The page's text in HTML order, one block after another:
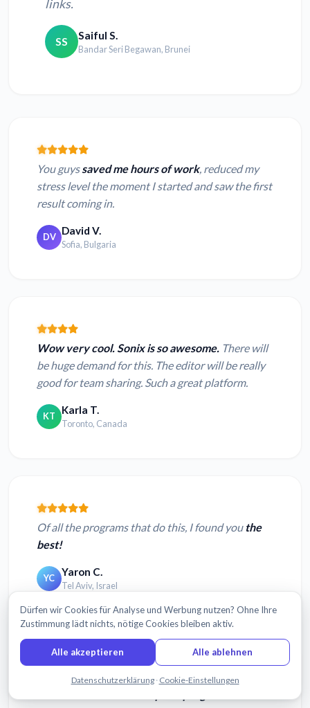
links.
SS Saiful S.
Bandar Seri Begawan, Brunei
You guyssaved me hours of work, reduced my
stress level the moment I started and saw the first
result coming in.
DV David V.
Sofia, Bulgaria
Wow very cool. Sonix is so awesome. There will
be huge demand for this. The editor will be really
good for team sharing. Such a great platform.
KT Karla T.
Toronto, Canada
Of all the programs that do this, I found you the
best!
YC Yaron C.
Tel Aviv, Israel
Chatten Sie mit uns
Dürfen wir Cookies für Analyse und Werbung nutzen? Ohne Ihre
Zustimmung lädt nichts, nötige Cookies bleiben aktiv.
Alle akzeptieren Alle ablehnen
Datenschutzerklärung · Cookie-Einstellungen